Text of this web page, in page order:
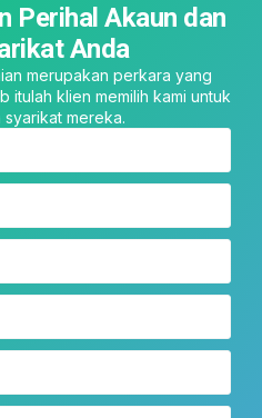
Perihal Akaun dan
Anda
merupakan perkara yang
itulah klien memilih kami untuk
mereka.